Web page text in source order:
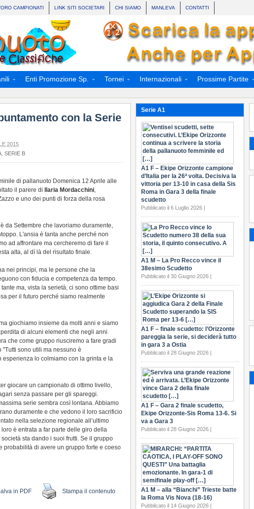
CAMPIONATI LINK SITI SOCIETARI CHI SIAMO MANLEVA CONTATTI
Enti Promozione Sp. Tornei Internazionali Prossime Partite
con la Serie
2015
SERIE B
di pallanuoto Domenica 12 Aprile alle
il parere di
Ilaria Mordacchini,
e uno dei punti di forza della rosa
da Settembre che lavoriamo duramente,
L'ansia è tanta anche perché non
ad affrontare ma cercheremo di fare il
alta, al dì là del risultato finale.
nei principi, ma le persone che la
con fiducia e competenza da tempo.
ma, vista la serietà, ci sono ottime basi
per il futuro perché siamo realmente
giochiamo insieme da molti anni e siamo
di alcuni elementi che negli anni
che come gruppo riusciremo a fare gradi
sono utili ma nessuno è
lo colmiamo con la grinta e la
giocare un campionato di ottimo livello,
senza passare per gli spareggi.
serie sembra così lontana. Abbiamo
duramente e che vedono il loro sacrificio
nella selezione regionale all’ultimo
è entrata a far parte delle giro della
sta dando i suoi frutti. Se il gruppo
probabilità di avere un gruppo forte e coeso
in PDF Stampa il contenuto
Serie A1
A1 F – Ekipe Orizzonte campione
d’Italia per la 26ª volta. Decisiva la
vittoria per 13-10 in casa della Sis
Roma in Gara 3 della finale
scudetto
Pubblicato il 6 Luglio 2026 |
A1 M – La Pro Recco vince il
38esimo Scudetto
Pubblicato il 30 Giugno 2026 |
A1 F – finale scudetto: l’Orizzonte
pareggia la serie, si deciderà tutto
in gara 3 a Ostia
Pubblicato il 28 Giugno 2026 |
A1 F – Gara 2 finale scudetto,
Ekipe Orizzonte-Sis Roma 13-6. Si
va a Gara 3
Pubblicato il 28 Giugno 2026 |
A1 M – alla “Bianchi” Trieste batte
la Roma Vis Nova (18-16)
Pubblicato il 14 Giugno 2026 |